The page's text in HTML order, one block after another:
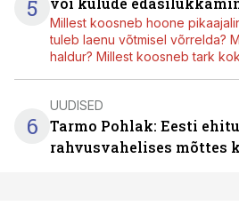
5
Millest koosneb hoone
tuleb laenu võtmisel võrrelda?
haldur? Millest koosneb tark
6
UUDISED
Tarmo Pohlak: Eesti
rahvusvahelises mõttes